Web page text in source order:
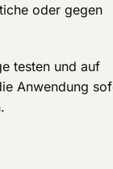
oder gegen
testen und auf
Anwendung